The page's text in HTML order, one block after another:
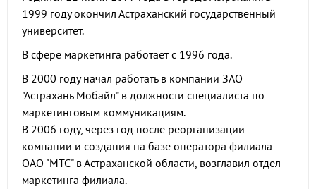
1999 году окончил Астраханский государственный
университет.
В сфере маркетинга работает с 1996 года.
В 2000 году начал работать в компании ЗАО
"Астрахань Мобайл" в должности специалиста по
маркетинговым коммуникациям.
В 2006 году, через год после реорганизации
компании и создания на базе оператора филиала
ОАО "МТС" в Астраханской области, возглавил отдел
маркетинга филиала.